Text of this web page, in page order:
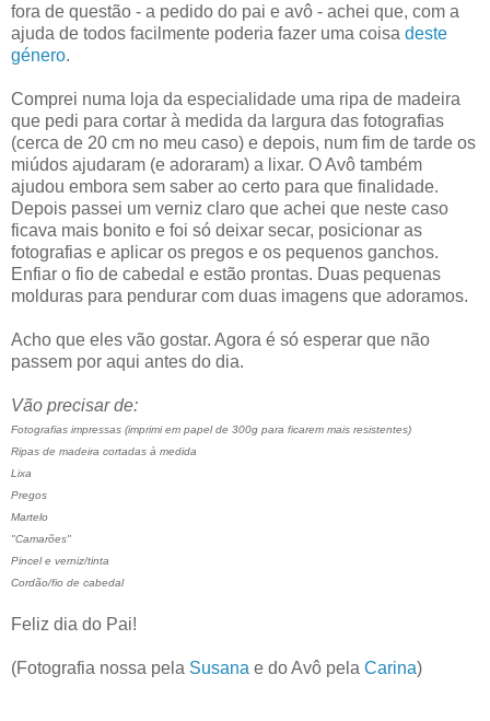
fora de questão - a pedido do pai e avô - achei que, com a
ajuda de todos facilmente poderia fazer uma coisa deste
género.
Comprei numa loja da especialidade uma ripa de madeira
que pedi para cortar à medida da largura das fotografias
(cerca de 20 cm no meu caso) e depois, num fim de tarde os
miúdos ajudaram (e adoraram) a lixar. O Avô também
ajudou embora sem saber ao certo para que finalidade.
Depois passei um verniz claro que achei que neste caso
ficava mais bonito e foi só deixar secar, posicionar as
fotografias e aplicar os pregos e os pequenos ganchos.
Enfiar o fio de cabedal e estão prontas. Duas pequenas
molduras para pendurar com duas imagens que adoramos.
Acho que eles vão gostar. Agora é só esperar que não
passem por aqui antes do dia.
Vão precisar de:
Fotografias impressas (imprimi em papel de 300g para ficarem mais resistentes)
Ripas de madeira cortadas à medida
Lixa
Pregos
Martelo
"Camarões"
Pincel e verniz/tinta
Cordão/fio de cabedal
Feliz dia do Pai!
(Fotografia nossa pela Susana e do Avô pela Carina)